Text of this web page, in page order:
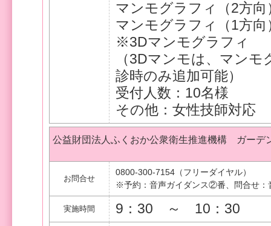
マンモグラフィ（2方
マンモグラフィ（1方
※3Dマンモグラフィ
（3Dマンモは、マン
診時のみ追加可能）
受付人数：10名様
その他：女性技師対応
公益財団法人ふくおか公衆衛生推進機構 ガーデ
お問合せ
0800-300-7154（フリーダイヤル）
※予約：音声ガイダンス②番、問合せ
実施時間 9：30 ～ 10：30